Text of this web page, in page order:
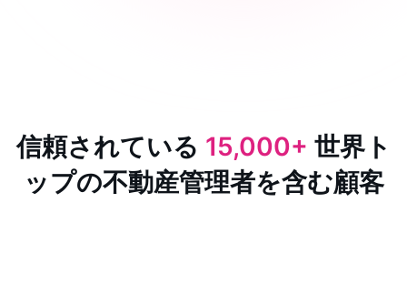
信頼されている 15,000+ 世界ト
ップの不動産管理者を含む顧客